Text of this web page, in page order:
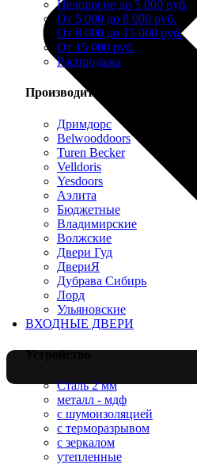
Недорогие до 5 000 руб.
От 5 000 до 8 000 руб.
От 8 000 до 15 000 руб.
От 15 000 руб.
Распродажа
Производители
Дримдорс
Belwooddoors
Turen Becker
Velldoris
Yesdoors
Аэлита
Бюджетные
Владимирские
Волжские
Двери Гуд
ДвериЯ
Дубрава Сибирь
Лорд
Ульяновские
ВХОДНЫЕ ДВЕРИ
Устройство
Сталь 2 мм
металл - мдф
с шумоизоляцией
с терморазрывом
с зеркалом
утепленные